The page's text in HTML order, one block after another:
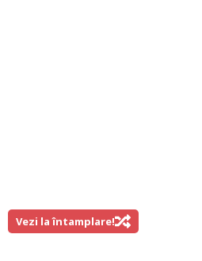
Vezi la întamplare!